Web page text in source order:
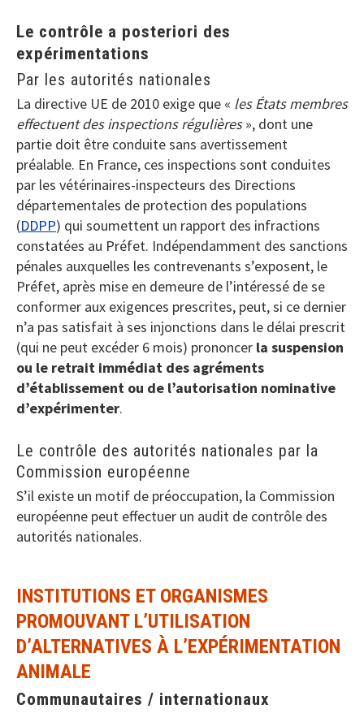
Le contrôle a posteriori des
expérimentations
Par les autorités nationales
La directive UE de 2010 exige que « les États membres
effectuent des inspections régulières», dont une
partie doit être conduite sans avertissement
préalable. En France, ces inspections sont conduites
par les vétérinaires-inspecteurs des Directions
départementales de protection des populations
(DDPP) qui soumettent un rapport des infractions
constatées au Préfet. Indépendamment des sanctions
pénales auxquelles les contrevenants s’exposent, le
Préfet, après mise en demeure de l’intéressé de se
conformer aux exigences prescrites, peut, si ce dernier
n’a pas satisfait à ses injonctions dans le délai prescrit
(qui ne peut excéder 6 mois) prononcer la suspension
ou le retrait immédiat des agréments
d’établissement ou de l’autorisation nominative
d’expérimenter.
Le contrôle des autorités nationales par la
Commission européenne
S’il existe un motif de préoccupation, la Commission
européenne peut effectuer un audit de contrôle des
autorités nationales.
INSTITUTIONS ET ORGANISMES
PROMOUVANT L’UTILISATION
D’ALTERNATIVES À L’EXPÉRIMENTATION
ANIMALE
Communautaires / internationaux